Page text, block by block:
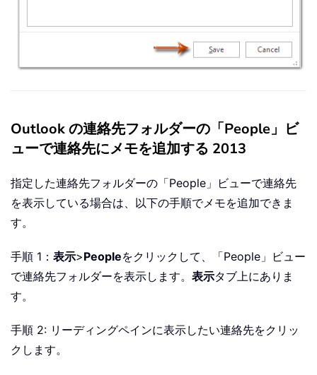
Outlook の連絡先フォルダーの「People」ビ
ューで連絡先にメモを追加する 2013
指定した連絡先フォルダーの「People」ビューで連絡先
を表示している場合は、以下の手順でメモを追加できま
す。
手順 1： 表示>Peopleをクリックして、「People」ビュー
で連絡先フォルダーを表示します。 表示タブ上にありま
す。
手順 2: リーディングペインに表示したい連絡先をクリッ
クします。